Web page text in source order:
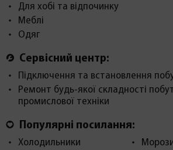
Для хобі та відпочинку
Меблі
Одяг
Сервісний центр:
Підключення та встановлення
Ремонт будь-якої складності
промислової техніки
Популярні посилання:
Холодильники